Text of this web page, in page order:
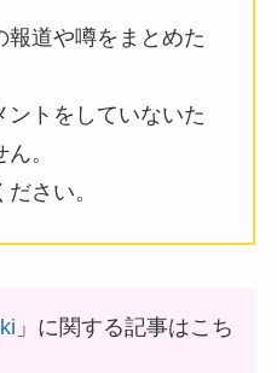
報道や噂をまとめた
トをしていないた
。
さい。
」に関する記事はこち